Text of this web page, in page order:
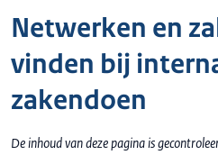
Netwerken en
vinden bij
zakendoen
De inhoud van deze pagina is